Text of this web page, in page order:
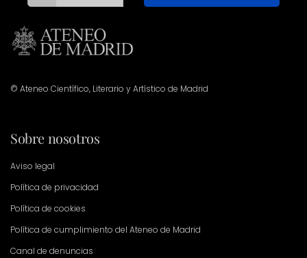
© Ateneo Científico, Literario y Artístico de Madrid
Sobre nosotros
Aviso legal
Política de privacidad
Política de cookies
Política de cumplimiento del Ateneo de Madrid
Canal de denuncias